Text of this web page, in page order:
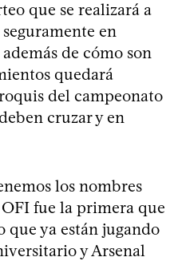
que se realizará a
en
de cómo son
quedará
del campeonato
cruzar y en
los nombres
fue la primera que
que ya están jugando
y Arsenal